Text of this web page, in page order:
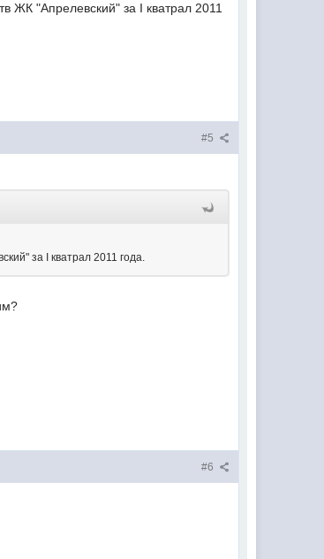
"Апрелевский" за I кватрал 2011
#5
за I кватрал 2011 года.
#6